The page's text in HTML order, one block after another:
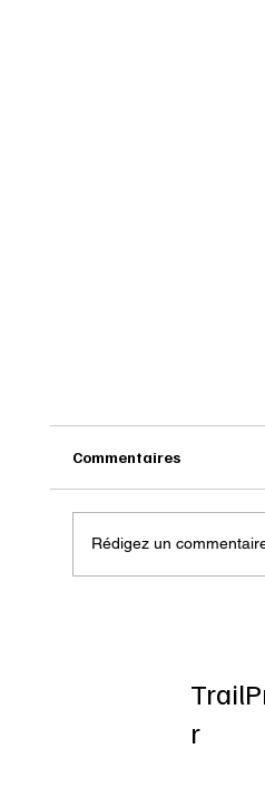
Onatera : Pour
Commentaires
Rédigez un
r